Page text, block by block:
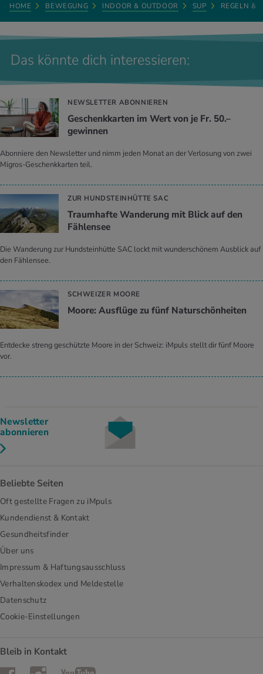
HOME BEWEGUNG INDOOR & OUTDOOR SUP REGELN &
Das könnte dich interessieren:
NEWSLETTER ABONNIEREN
Geschenkkarten im Wert von je Fr. 50.–
gewinnen
Abonniere den Newsletter und nimm jeden Monat an der Verlosung von zwei
Migros-Geschenkkarten teil.
ZUR HUNDSTEINHÜTTE SAC
Traumhafte Wanderung mit Blick auf den
Fählensee
Die Wanderung zur Hundsteinhütte SAC lockt mit wunderschönem Ausblick auf
den Fählensee.
SCHWEIZER MOORE
Moore: Ausflüge zu fünf Naturschönheiten
Entdecke streng geschützte Moore in der Schweiz: iMpuls stellt dir fünf Moore
vor.
Newsletter
abonnieren
Beliebte Seiten
Oft gestellte Fragen zu iMpuls
Kundendienst & Kontakt
Gesundheitsfinder
Über uns
Impressum & Haftungsausschluss
Verhaltenskodex und Meldestelle
Datenschutz
Cookie-Einstellungen
Bleib in Kontakt
FacebookInstagramYouTube